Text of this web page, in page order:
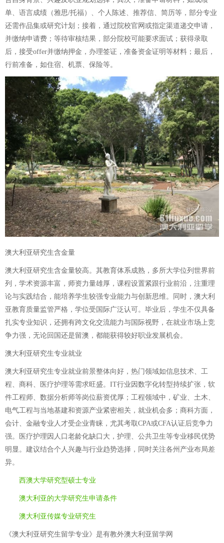
单、语言成绩（雅思/托福）、个人陈述、推荐信、简历等，部分专业
还需作品集或研究计划；接着，通过院校官网或指定渠道递交申请，
并缴纳申请费；等待审核结果，部分院校可能要求面试；获得录取
后，接受offer并缴纳押金，办理签证，准备资金证明等材料；最后，
行前准备，如住宿、机票、保险等。
澳大利亚研究生含金量
澳大利亚研究生含金量较高。其教育体系成熟，多所大学位列世界前
列，学术资源丰富，师资力量雄厚，课程设置紧跟行业前沿，注重理
论与实践结合，能培养学生较强专业能力与创新思维。同时，澳大利
亚教育质量监管严格，学位受国际广泛认可。毕业后，学生不仅具备
扎实专业知识，还拥有跨文化交流能力与国际视野，在就业市场上竞
争力强，无论回国还是留澳，都能获得较好职业发展机会。
澳大利亚研究生专业就业
澳大利亚研究生专业就业前景整体向好，热门领域如信息技术、工
程、商科、医疗护理等需求旺盛。IT行业因数字化转型持续扩张，软
件工程师、数据分析师等岗位薪资优厚；工程领域中，矿业、土木、
电气工程与当地基建和资源产业紧密相关，就业机会多；商科方面，
会计、金融专业人才受企业青睐，尤其考取CPA或CFA认证后竞争力
强。医疗护理因人口老龄化缺口大，护理、公共卫生等专业移民优势
明显。建议结合个人兴趣与行业趋势选择，同时关注各州产业布局差
异。
西澳大学研究型硕士专业
澳大利亚的大学研究生申请条件
澳大利亚传媒专业研究生
《澳大利亚研究生留学专业》是有教外澳大利亚留学网